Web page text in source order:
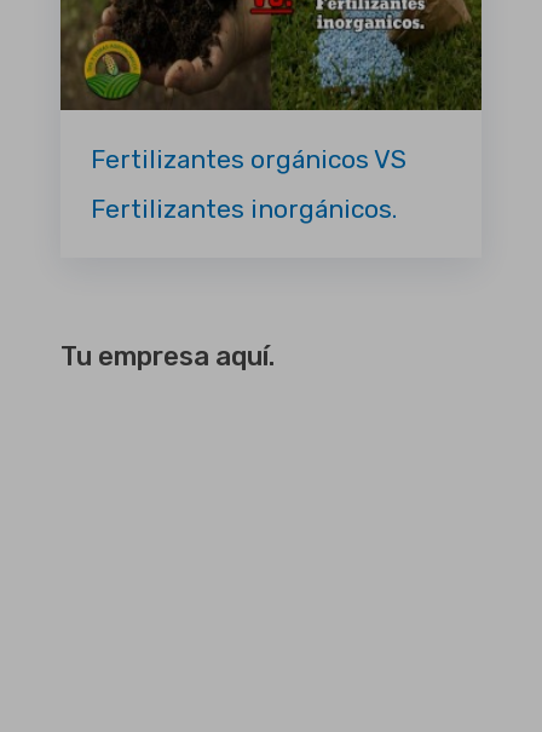
Fertilizantes orgánicos VS
Fertilizantes inorgánicos.
Tu empresa aquí.